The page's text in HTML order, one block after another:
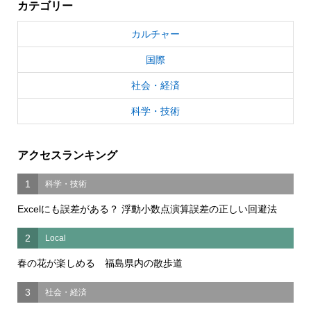
カテゴリー
カルチャー
国際
社会・経済
科学・技術
アクセスランキング
1 科学・技術
Excelにも誤差がある？ 浮動小数点演算誤差の正しい回避法
2 Local
春の花が楽しめる 福島県内の散歩道
3 社会・経済